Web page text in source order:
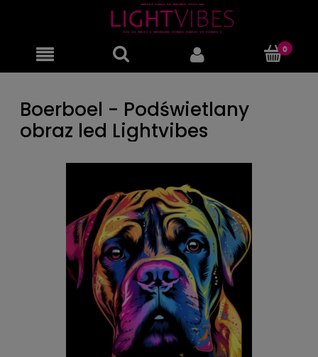
Boerboel - Podświetlany
obraz led Lightvibes